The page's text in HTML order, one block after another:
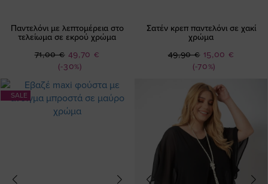
Παντελόνι με λεπτομέρεια στο
τελείωμα σε εκρού χρώμα
(-30%)
Ειδική
Τιμή
49,70 €
71,00 €
Σατέν κρεπ παντελόνι σε χακί
χρώμα
(-70%)
Ειδική
Τιμή
15,00 €
49,90 €
SALE